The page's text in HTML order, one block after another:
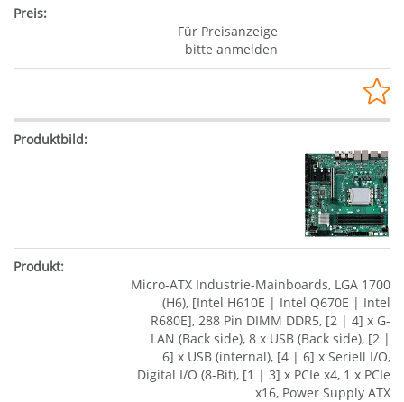
Für Preisanzeige
bitte anmelden
Micro-ATX Industrie-Mainboards, LGA 1700
(H6), [Intel H610E | Intel Q670E | Intel
R680E], 288 Pin DIMM DDR5, [2 | 4] x G-
LAN (Back side), 8 x USB (Back side), [2 |
6] x USB (internal), [4 | 6] x Seriell I/O,
Digital I/O (8-Bit), [1 | 3] x PCIe x4, 1 x PCIe
x16, Power Supply ATX